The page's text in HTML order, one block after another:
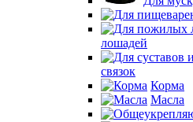
лошадей
связок
Корма
Масла